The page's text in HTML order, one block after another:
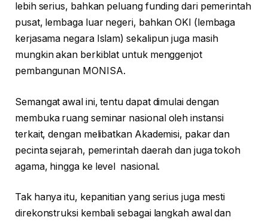
lebih serius, bahkan peluang funding dari pemerintah
pusat, lembaga luar negeri, bahkan OKI (lembaga
kerjasama negara Islam) sekalipun juga masih
mungkin akan berkiblat untuk menggenjot
pembangunan MONISA.
Semangat awal ini, tentu dapat dimulai dengan
membuka ruang seminar nasional oleh instansi
terkait, dengan melibatkan Akademisi, pakar dan
pecinta sejarah, pemerintah daerah dan juga tokoh
agama, hingga ke level nasional.
Tak hanya itu, kepanitian yang serius juga mesti
direkonstruksi kembali sebagai langkah awal dan